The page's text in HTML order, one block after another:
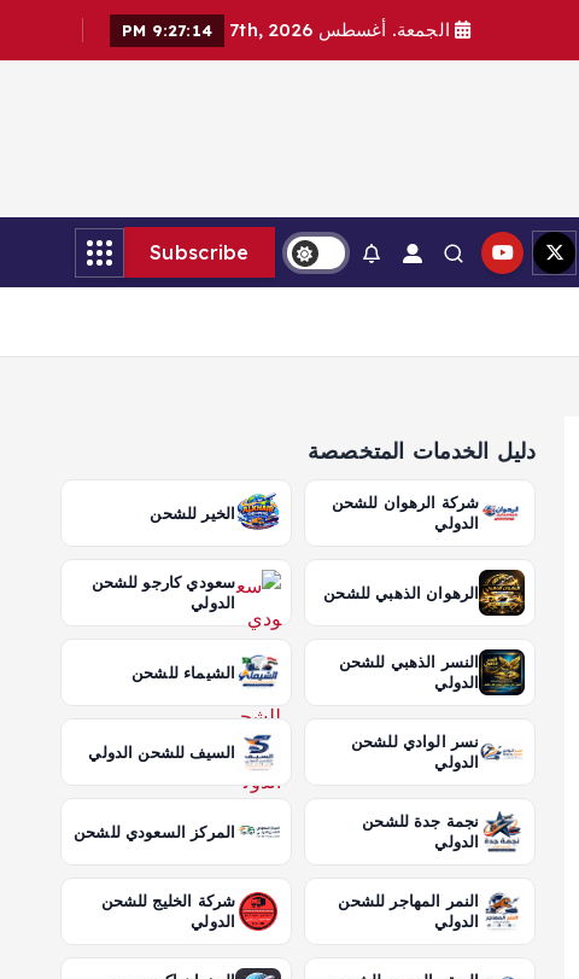
الجمعة. أغسطس 7th, 2026 9:27:15 PM
Subscribe
دليل الخدمات المتخصصة
شركة الرهوان للشحن
الدولي
الخير للشحن
الرهوان الذهبي للشحن
سعودي كارجو للشحن
الدولي
النسر الذهبي للشحن
الدولي
الشيماء للشحن
نسر الوادي للشحن
الدولي
السيف للشحن الدولي
نجمة جدة للشحن
الدولي
المركز السعودي للشحن
النمر المهاجر للشحن
الدولي
شركة الخليج للشحن
الدولي